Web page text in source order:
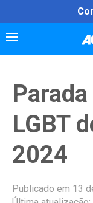
to
content
LGBT
2024
Publicado em 13